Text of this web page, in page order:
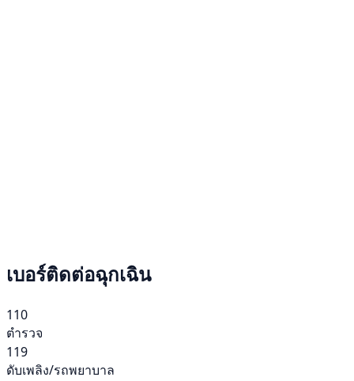
เบอร์ติดต่อฉุกเฉิน
110
ตำรวจ
119
ดับเพลิง/รถพยาบาล